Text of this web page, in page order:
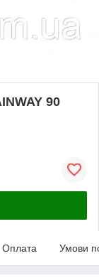
90
Оплата Умови